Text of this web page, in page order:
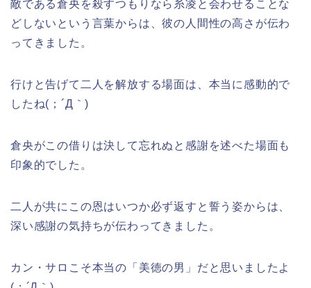
敵である倉央を殺すつもりなら糸凌と会わせることな
どしないという言葉からは、彼の人間性の高さが伝わ
ってきました。
行けと告げて二人を解放する場面は、本当に感動的で
したね(；´Д｀)
倉央がこの借りは決して忘れぬと感謝を述べた場面も
印象的でした。
二人が共にこの恩はいつか必ず返すと誓う姿からは、
深い感謝の気持ちが伝わってきました。
カン・サロこそ本当の「美徳の男」だと思いましたよ